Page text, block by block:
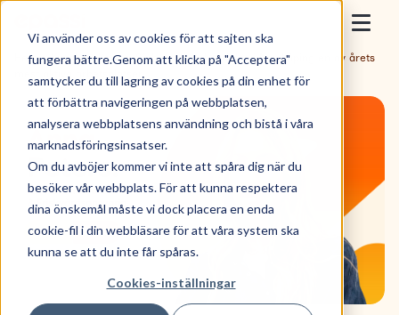
Vi använder oss av cookies för att sajten ska
fungera bättre.Genom att klicka på "Acceptera"
samtycker du till lagring av cookies på din enhet för
att förbättra navigeringen på webbplatsen,
analysera webbplatsens användning och bistå i våra
marknadsföringsinsatser.
Om du avböjer kommer vi inte att spåra dig när du
besöker vår webbplats. För att kunna respektera
dina önskemål måste vi dock placera en enda
cookie-fil i din webbläsare för att våra system ska
kunna se att du inte får spåras.
Cookies-inställningar
Skip to content
För arbetsgivare
För anställda
Sälj med Epassi
Om oss
Hem>Kunskapsbank>Så blev Hyresbostäder i Norrköping en av årets
mest aktiva arbetsplatser.